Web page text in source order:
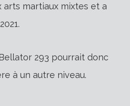
martiaux mixtes et a
293 pourrait donc
à un autre niveau.